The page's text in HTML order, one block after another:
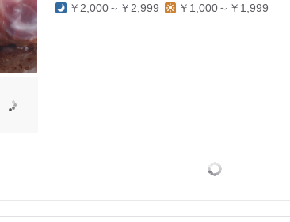
￥2,000～￥2,999 ￥1,000～￥1,999